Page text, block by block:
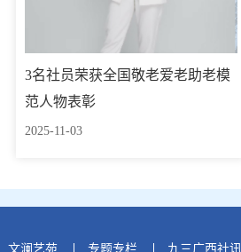
3名社员荣获全国敬老爱老助老模
范人物表彰
2025-11-03
文澜艺苑 专题专栏 九三广西社讯